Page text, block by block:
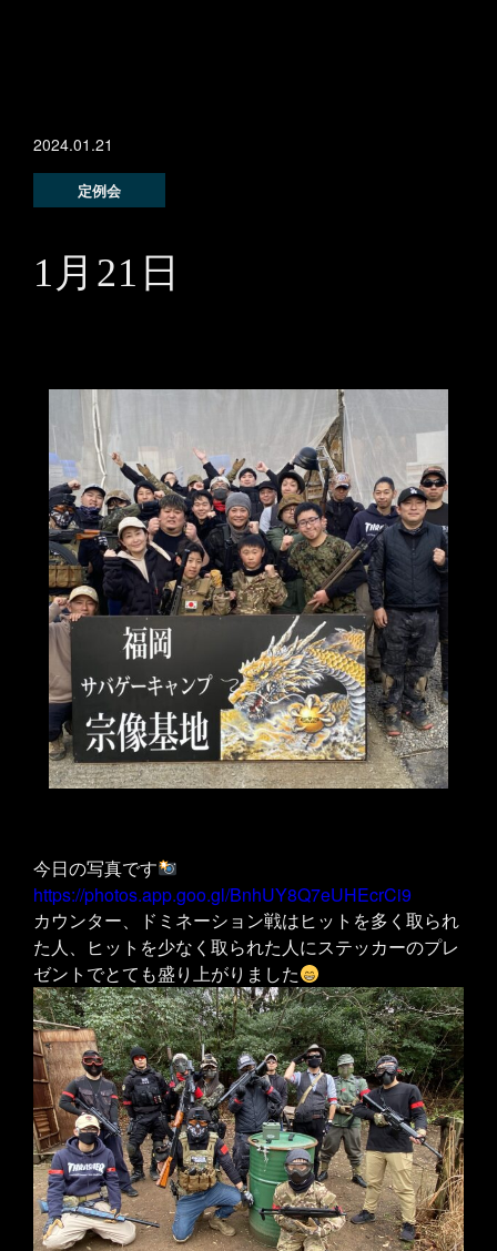
2024.01.21
定例会
1月21日
今日の写真です
https://photos.app.goo.gl/BnhUY8Q7eUHEcrCi9
カウンター、ドミネーション戦はヒットを多く取られ
た人、ヒットを少なく取られた人にステッカーのプレ
ゼントでとても盛り上がりました